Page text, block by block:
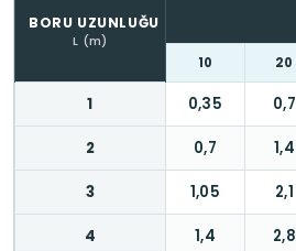
BORU UZUNLUĞU
L (m)
10 20
1 0,35 0,7
2 0,7 1,4
3 1,05 2,1
4 1,4 2,8